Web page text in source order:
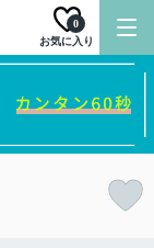
お気に入り
0